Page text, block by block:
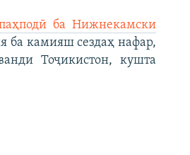
ба Нижнекамски
ба камияш сездаҳ нафар,
Тоҷикистон, кушта